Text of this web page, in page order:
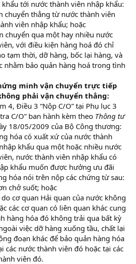
tới nước thành viên nhập khẩu:
chuyển thẳng từ nước thành viên
viên nhập khẩu; hoặc
chuyển qua một hay nhiều nước
với điều kiện hàng hoá đó chỉ
tạm thời, dỡ hàng, bốc lại hàng, và
nhằm bảo quản hàng hoá trong tình
minh vận chuyển trực tiếp
phải vận chuyển thẳng:
4, Điều 3 “Nộp C/O” tại Phụ lục 3
C/O” ban hành kèm theo Thông tư
18/05/2009 của Bộ Công thương:
hóa có xuất xứ của nước thành
khẩu qua một hoặc nhiều nước
nước thành viên nhập khẩu có
khẩu muốn được hưởng ưu đãi
hóa nói trên nộp các chứng từ sau:
chở suốt; hoặc
cơ quan Hải quan của nước không
các cơ quan có liên quan khác cung
hàng hóa đó không trải qua bất kỳ
việc dỡ hàng xuống tầu, chất lại
đoạn khác để bảo quản hàng hóa
nước thành viên đó hoặc tại các
viên đó.